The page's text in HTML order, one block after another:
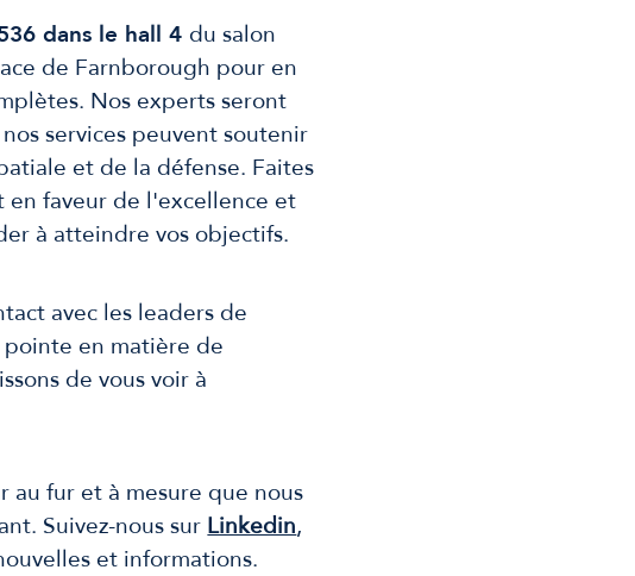
dans le hall 4 du salon
de Farnborough pour en
Nos experts seront
services peuvent soutenir
et de la défense. Faites
faveur de l'excellence et
à atteindre vos objectifs.
avec les leaders de
en matière de
de vous voir à
au fur et à mesure que nous
Suivez-nous sur Linkedin,
et informations.